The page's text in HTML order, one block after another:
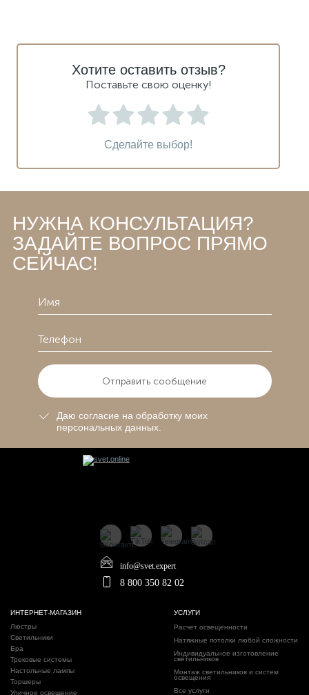
Хотите оставить отзыв?
Поставьте свою оценку!
Сделайте выбор!
НУЖНА КОНСУЛЬТАЦИЯ?
ЗАДАЙТЕ ВОПРОС ПРЯМО
СЕЙЧАС!
Отправить сообщение
Даю согласие на обработку моих
персональных данных.
info@svet.expert
8 800 350 82 02
ИНТЕРНЕТ-МАГАЗИН
Люстры
Светильники
Бра
Трековые системы
Настольные лампы
Торшеры
Уличное освещение
УСЛУГИ
Расчет освещенности
Натяжные потолки любой сложности
Индивидуальное изготовление
светильников
Монтаж светильников и систем
освещения
Все услуги